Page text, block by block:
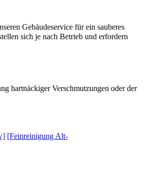
Gebäudeservice für ein sauberes
sich je nach Betrieb und erfordern
hartnäckiger Verschmutzungen oder der
[Feinreinigung Alt-